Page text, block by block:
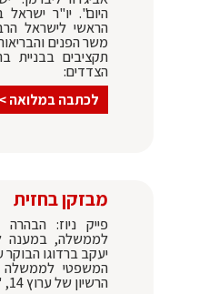
היום". יו"ר
הראשי לישראל
משר הפנים
תקציבים בבניית
הצדדים:
לכתבה במלואה
מבזקן בחזית
פייק ניוז:
לממשלה, במענה
יעקב ברדוגו הבוקר
המשפטי לממשלה
הרשיון של ערוץ 14, "לא היה ולא נברא"